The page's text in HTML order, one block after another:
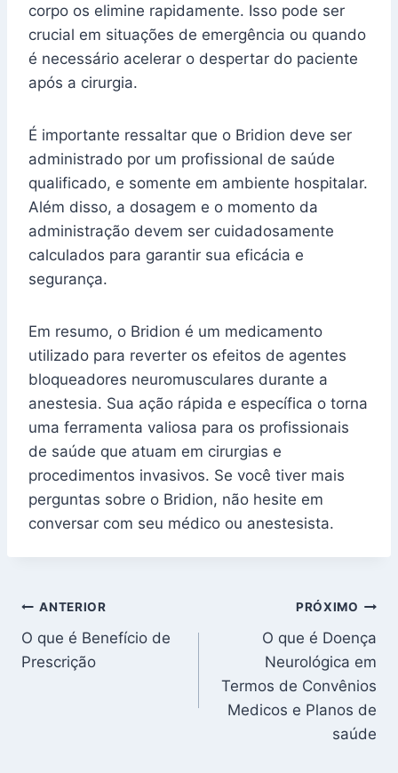
corpo os elimine rapidamente. Isso pode ser
crucial em situações de emergência ou quando
é necessário acelerar o despertar do paciente
após a cirurgia.
É importante ressaltar que o Bridion deve ser
administrado por um profissional de saúde
qualificado, e somente em ambiente hospitalar.
Além disso, a dosagem e o momento da
administração devem ser cuidadosamente
calculados para garantir sua eficácia e
segurança.
Em resumo, o Bridion é um medicamento
utilizado para reverter os efeitos de agentes
bloqueadores neuromusculares durante a
anestesia. Sua ação rápida e específica o torna
uma ferramenta valiosa para os profissionais
de saúde que atuam em cirurgias e
procedimentos invasivos. Se você tiver mais
perguntas sobre o Bridion, não hesite em
conversar com seu médico ou anestesista.
Navegação
de
ANTERIOR
O que é Benefício de
Prescrição
PRÓXIMO
O que é Doença
Neurológica em
Termos de Convênios
Medicos e Planos de
saúde